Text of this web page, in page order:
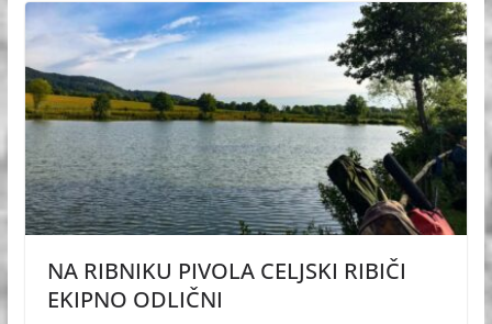
NA RIBNIKU PIVOLA CELJSKI RIBIČI
EKIPNO ODLIČNI